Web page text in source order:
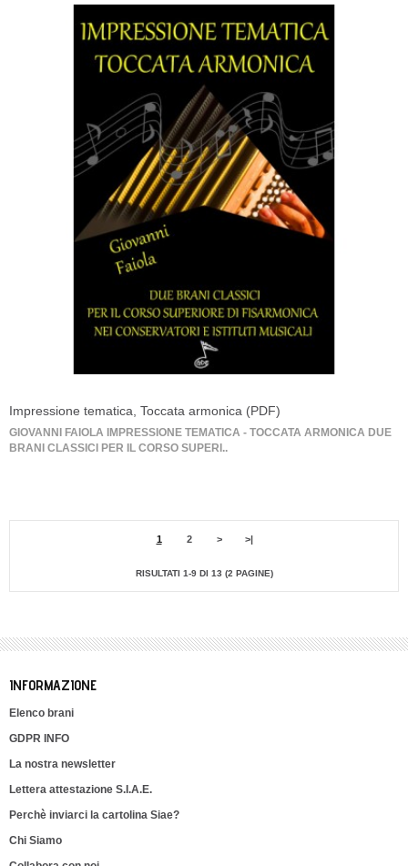
Impressione tematica, Toccata armonica (PDF)
GIOVANNI FAIOLA IMPRESSIONE TEMATICA - TOCCATA ARMONICA DUE
BRANI CLASSICI PER IL CORSO SUPERI..
1 2 > >|
RISULTATI 1-9 DI 13 (2 PAGINE)
INFORMAZIONE
Elenco brani
GDPR INFO
La nostra newsletter
Lettera attestazione S.I.A.E.
Perchè inviarci la cartolina Siae?
Chi Siamo